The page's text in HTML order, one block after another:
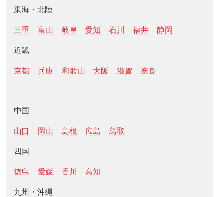
東海・北陸
三重 富山 岐阜 愛知 石川 福井 静岡
近畿
京都 兵庫 和歌山 大阪 滋賀 奈良
中国
山口 岡山 島根 広島 鳥取
四国
徳島 愛媛 香川 高知
九州・沖縄